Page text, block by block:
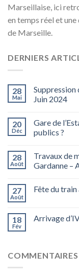
Marseillaise, ici
en temps réel et
de Marseille.
DERNIERS
28
Mai
Suppression
Juin 2024
20
Déc
Gare de
publics ?
28
Août
Travaux de
Gardanne –
27
Août
Fête du
18
Fév
Arrivage
COMMENTAIRES